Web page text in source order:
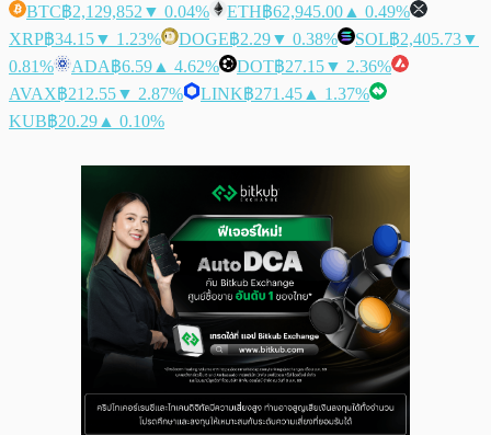
BTC฿2,129,852 ▼ 0.04% ETH฿62,945.00 ▲ 0.49%
XRP฿34.15▼ 1.23% DOGE฿2.29▼ 0.38% SOL฿2,405.73▼
0.81%
ADA฿6.59 ▲ 4.62% DOT฿27.15▼ 2.36%
AVAX฿212.55▼ 2.87% LINK฿271.45 ▲ 1.37%
KUB฿20.29 ▲ 0.10%